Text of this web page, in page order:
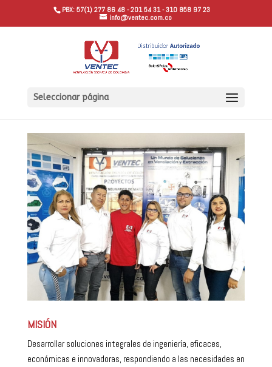
PBX: 57(1) 277 86 48 - 201 54 31 - 310 858 97 23
info@ventec.com.co
Seleccionar página
MISIÓN
Desarrollar soluciones integrales de ingeniería, eficaces,
económicas e innovadoras, respondiendo a las necesidades en